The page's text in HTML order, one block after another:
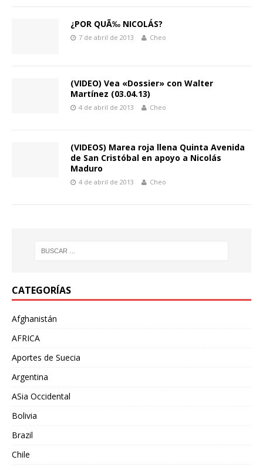
¿POR QUÃ‰ NICOLÁS?
7 de abril de 2013 Cheo
(VIDEO) Vea «Dossier» con Walter
Martínez (03.04.13)
4 de abril de 2013 Cheo
(VIDEOS) Marea roja llena Quinta Avenida
de San Cristóbal en apoyo a Nicolás
Maduro
4 de abril de 2013 Cheo
CATEGORÍAS
Afghanistán
AFRICA
Aportes de Suecia
Argentina
ASia Occidental
Bolivia
Brazil
Chile